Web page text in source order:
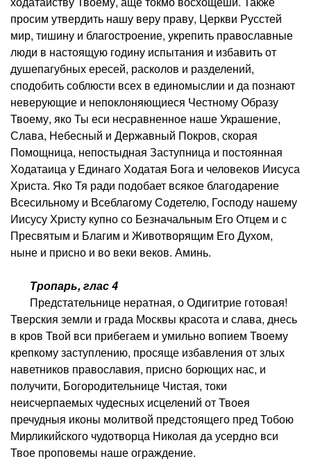
просим утвердить нашу веру праву, Церкви Русстей
мир, тишину и благостроение, укрепить православные
люди в настоящую годину испытания и избавить от
душепагубных ересей, расколов и разделений,
сподобить соблюсти всех в единомыслии и да познают
неверующие и непоклоняющиеся Честному Образу
Твоему, яко Ты еси несравненное наше Украшение,
Слава, Небесный и Державный Покров, скорая
Помощница, непостыдная Заступница и постоянная
Ходатаица у Единаго Ходатая Бога и человеков Иисуса
Христа. Яко Тя ради подобает всякое благодарение
Всесильному и Всеблагому Содетелю, Господу нашему
Иисусу Христу купно со Безначальным Его Отцем и с
Пресвятым и Благим и Животворящим Его Духом,
ныне и присно и во веки веков. Аминь.
Тропарь, глас 4
Предстательнице нератная, о Одигитрие готовая!
Тверския земли и града Москвы красота и слава, днесь
в кров Твой вси прибегаем и умильно вопием Твоему
крепкому заступлению, просяще избавления от злых
наветников православия, присно борющих нас, и
получити, Богородительнице Чистая, токи
неисчерпаемых чудесных исцелений от Твоея
пречудныя иконы молитвой предстоящего пред Тобою
Мирликийского чудотворца Николая да усердно вси
Твое проповемы наше ограждение.